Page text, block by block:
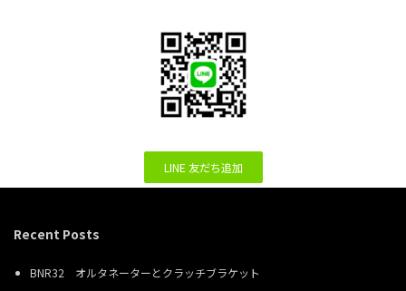
LINE 友だち追加
Recent Posts
BNR32 オルタネーターとクラッチブラケット